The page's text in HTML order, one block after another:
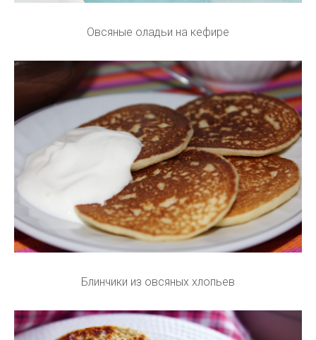
Овсяные оладьи на кефире
Блинчики из овсяных хлопьев